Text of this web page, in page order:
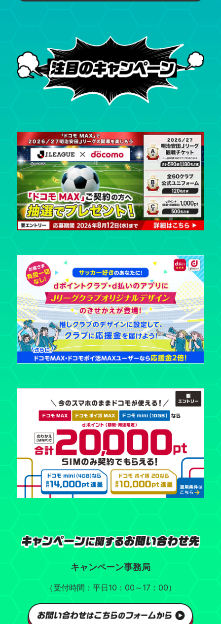
キャンペーン事務局
（受付時間：平日10：00～17：00）